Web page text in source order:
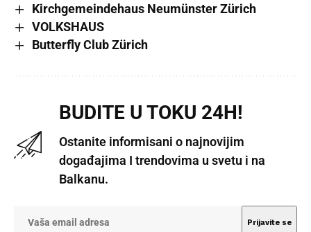
Kirchgemeindehaus Neumünster Zürich
VOLKSHAUS
Butterfly Club Zürich
BUDITE U TOKU 24H!
Ostanite informisani o najnovijim
događajima I trendovima u svetu i na
Balkanu.